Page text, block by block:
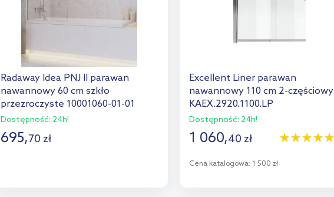
Radaway Idea PNJ II parawan
nawannowy 60 cm szkło
przezroczyste 10001060-01-01
Dostępność: 24h!
695,70 zł
Excellent Liner parawan
nawannowy 110 cm 2-częściowy
KAEX.2920.1100.LP
Dostępność: 24h!
1 060,40 zł
Cena katalogowa: 1 500 zł